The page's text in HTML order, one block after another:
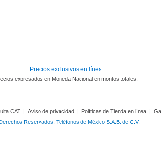
Precios exclusivos en línea.
expresados en Moneda Nacional en montos totales.
CAT | Aviso de privacidad | Políticas de Tienda en línea |
Reservados, Teléfonos de México S.A.B. de C.V.